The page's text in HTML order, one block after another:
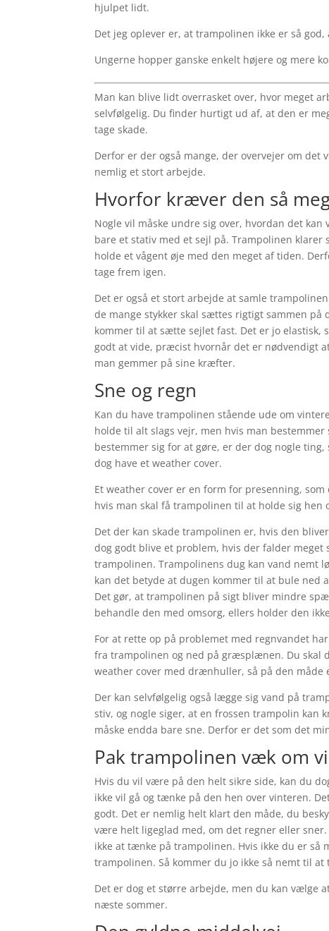
hjulpet lidt.
Det jeg oplever er, at trampolinen ikke er så
Ungerne hopper ganske enkelt højere og mere
Man kan blive lidt overrasket over, hvor meget
selvfølgelig. Du finder hurtigt ud af, at den er
tage skade.
Derfor er der også mange, der overvejer om
nemlig et stort arbejde.
Hvorfor kræver den så
Nogle vil måske undre sig over, hvordan det
bare et stativ med et sejl på. Trampolinen klarer
holde et vågent øje med den meget af tiden.
tage frem igen.
Det er også et stort arbejde at samle
de mange stykker skal sættes rigtigt sammen
kommer til at sætte sejlet fast. Det er jo
godt at vide, præcist hvornår det er nødvendigt
man gemmer på sine kræfter.
Sne og regn
Kan du have trampolinen stående ude om
holde til alt slags vejr, men hvis man
bestemmer sig for at gøre, er der dog nogle
dog have et weather cover.
Et weather cover er en form for presenning,
hvis man skal få trampolinen til at holde sig hen
Det der kan skade trampolinen er, hvis den
dog godt blive et problem, hvis der falder
trampolinen. Trampolinens dug kan vand nemt
kan det betyde at dugen kommer til at bule
Det gør, at trampolinen på sigt bliver mindre
behandle den med omsorg, ellers holder den
For at rette op på problemet med regnvandet
fra trampolinen og ned på græsplænen. Du skal
weather cover med drænhuller, så på den måde
Der kan selvfølgelig også lægge sig vand på
stiv, og nogle siger, at en frossen trampolin
måske endda bare sne. Derfor er det som det
Pak trampolinen væk om
Hvis du vil være på den helt sikre side, kan du
ikke vil gå og tænke på den hen over vinteren.
godt. Det er nemlig helt klart den måde, du
være helt ligeglad med, om det regner eller
ikke at tænke på trampolinen. Hvis ikke du er så
trampolinen. Så kommer du jo ikke så nemt til
Det er dog et større arbejde, men du kan vælge
næste sommer.